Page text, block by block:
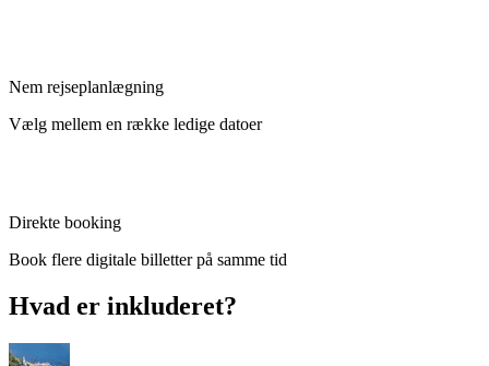
Nem rejseplanlægning
Vælg mellem en række ledige datoer
Direkte booking
Book flere digitale billetter på samme tid
Hvad er inkluderet?